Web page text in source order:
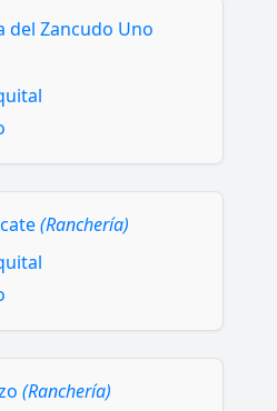
del Zancudo Uno
(Ranchería)
(Ranchería)